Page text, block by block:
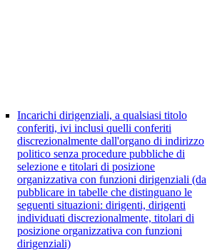
Incarichi dirigenziali, a qualsiasi titolo
conferiti, ivi inclusi quelli conferiti
discrezionalmente dall'organo di indirizzo
politico senza procedure pubbliche di
selezione e titolari di posizione
organizzativa con funzioni dirigenziali (da
pubblicare in tabelle che distinguano le
seguenti situazioni: dirigenti, dirigenti
individuati discrezionalmente, titolari di
posizione organizzativa con funzioni
dirigenziali)